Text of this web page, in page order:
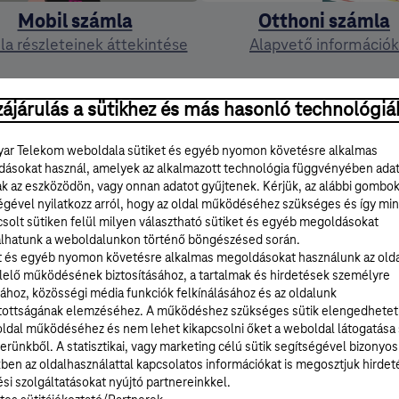
Mobil számla
részleteinek áttekintése
Otthoni számla
Alapvető információk
árak, pl. díjcsomag, kedvezmény, forgalmi tételek
folyamatosan frissülnek, türelmedet és
átutaláshoz
Mobil és otthoni számláid
befizetéséhez.
Részletek
Számlatartozásom
Mit tegyél ha számlatartozásod
vagy meg szeretnéd
a sütikhez és más hasonló
Telekom weboldala sütiket és egyéb nyomon követésre alkalmas
használ, amelyek az alkalmazott technológia függvényében
az eszközödön, vagy onnan adatot gyűjtenek. Kérjük, az alábbi
nyilatkozz arról, hogy az oldal működéséhez szükséges és így
sütiken felül milyen választható sütiket és egyéb megoldásokat
a weboldalunkon történő böngészésed során.
és egyéb nyomon követésre alkalmas megoldásokat használunk az
működésének biztosításához, a tartalmak és hirdetések személyre
közösségi média funkciók felkínálásához és az oldalunk
elemzéséhez. A működéshez szükséges sütik
működéséhez és nem lehet kikapcsolni őket a weboldal látogatása
A statisztikai, vagy marketing célú sütik segítségével bizonyos
az oldalhasználattal kapcsolatos információkat is megosztjuk
szolgáltatásokat nyújtó partnereinkkel.